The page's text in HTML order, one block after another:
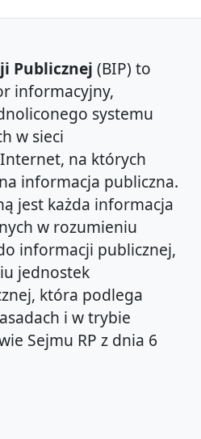
Publicznej (BIP) to
informacyjny,
systemu
w sieci
na których
informacja publiczna.
jest każda informacja
w rozumieniu
informacji publicznej,
jednostek
która podlega
i w trybie
Sejmu RP z dnia 6